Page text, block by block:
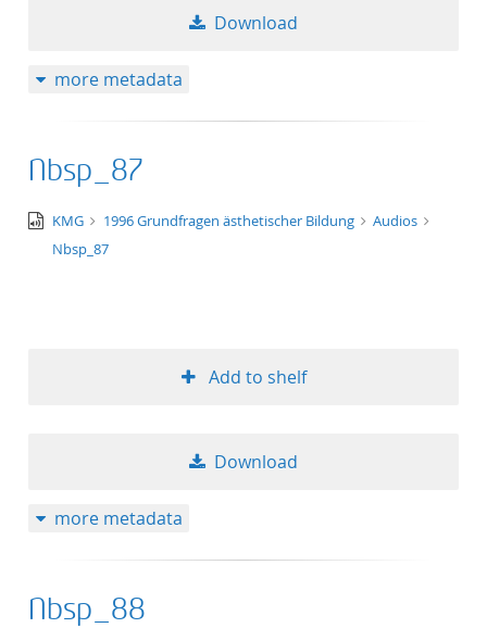
Download
more metadata
Nbsp_87
audio/x-
wav
KMG 1996 Grundfragen ästhetischer Bildung
Audios
Nbsp_87
Add to shelf
Download
more metadata
Nbsp_88